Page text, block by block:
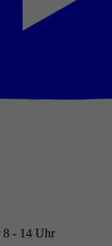
8 - 14 Uhr